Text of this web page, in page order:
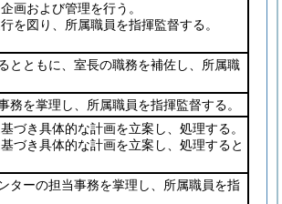
画および管理を行う。
図り、所属職員を指揮監督する。
とともに、室長の職務を補佐し、所属職
を掌理し、所属職員を指揮監督する。
き具体的な計画を立案し、処理する。
づき具体的な計画を立案し、処理すると
ターの担当事務を掌理し、所属職員を指